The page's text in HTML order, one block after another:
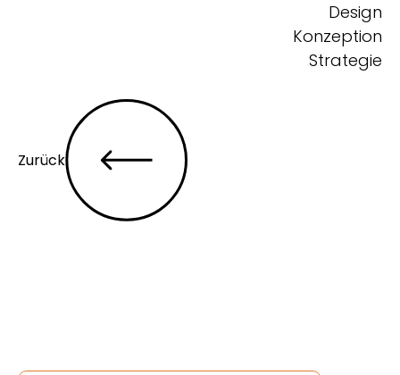
Design
Konzeption
Strategie
Zurück